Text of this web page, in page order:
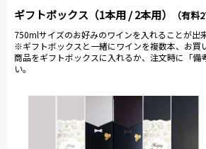
ギフトボックス（1本用 / 2本用） （有料
750mlサイズのお好みのワインを入れることが出来
※ギフトボックスと一緒にワインを複数本、お買
商品をギフトボックスに入れるか、注文時に「備
い。